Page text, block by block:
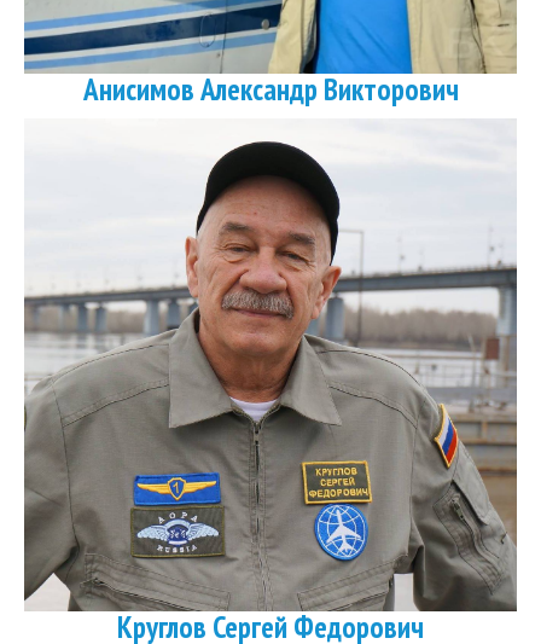
Анисимов Александр Викторович
Круглов Сергей Федорович